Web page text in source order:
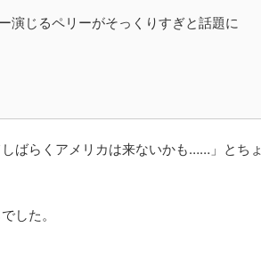
演じるペリーがそっくりすぎと話題に
ばらくアメリカは来ないかも……」とちょ
した。